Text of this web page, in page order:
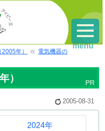
2005年）
電気機器の
）
2005-08-31
2024年
menu